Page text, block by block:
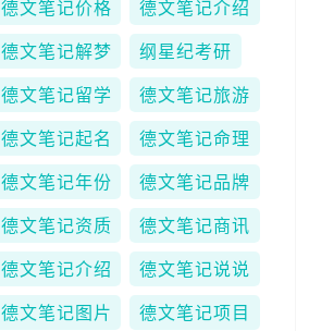
德文笔记价格
德文笔记介绍
德文笔记解梦
纲星纪考研
德文笔记留学
德文笔记旅游
德文笔记起名
德文笔记命理
德文笔记年份
德文笔记品牌
德文笔记资质
德文笔记商讯
德文笔记介绍
德文笔记说说
德文笔记图片 德文笔记项目